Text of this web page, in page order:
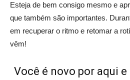
Esteja de bem consigo mesmo e
que também são importantes.
em recuperar o ritmo e retomar a
vêm!
Você é novo por aqui